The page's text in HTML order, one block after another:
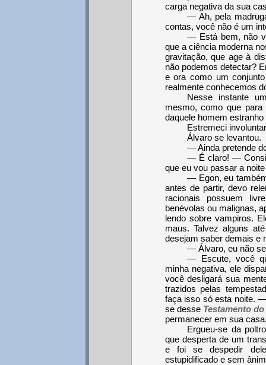
carga negativa da sua
— Ah, pela
contas, você não é um
— Está bem, não
que a ciência moderna
gravitação, que age à
não podemos detectar?
e ora como um
realmente conhecemos
Nesse instante
mesmo, como que
daquele homem
Estremeci
Álvaro se levantou.
— Ainda pretende
— É claro! —
que eu vou passar a
— Egon, eu
antes de partir, devo
racionais possuem
benévolas ou malignas,
lendo sobre vampiros.
maus. Talvez alguns
desejam saber demais e
— Álvaro, eu não
— Escute, você
minha negativa, ele
você desligará sua
trazidos pelas
faça isso só esta noite.
se desse Testamento
permanecer em sua
Ergueu-se da
que desperta de um
e foi se despedir
estupidificado e sem